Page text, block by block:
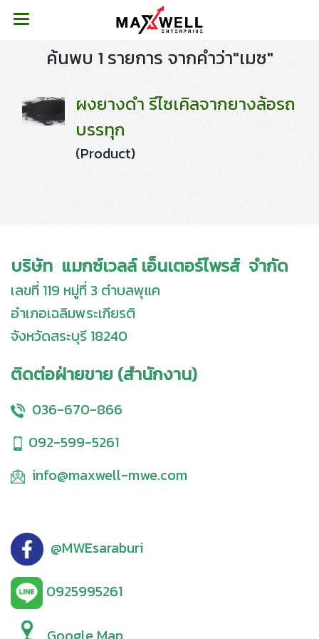
ค้นพบ 1 รายการ จากคำว่า"เมซ"
ผงยางดำ รีไซเคิลจากยางล้อรถ
บรรทุก
(Product)
บริษัท แมกซ์เวลล์ เอ็นเตอร์ไพรส์ จำกัด
เลขที่ 119 หมู่ที่ 3 ตำบลพุแค
อำเภอเฉลิมพระเกียรติ
จังหวัดสระบุรี 18240
ติดต่อฝ่ายขาย (สำนักงาน)
036-670-866
092-599-5261
info@maxwell-mwe.com
@MWEsaraburi
0925995261